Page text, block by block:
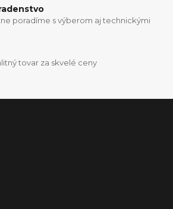
poradíme s výberom aj technickými
tovar za skvelé ceny